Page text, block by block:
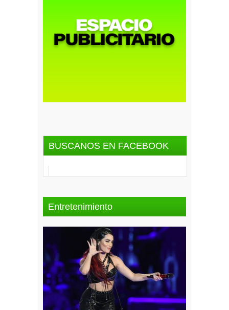
BUSCANOS EN FACEBOOK
Entretenimiento